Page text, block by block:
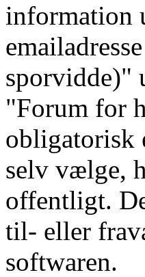
information
sporvidde)"
"Forum for
obligatorisk
selv vælge,
offentligt.
til- eller
softwaren.